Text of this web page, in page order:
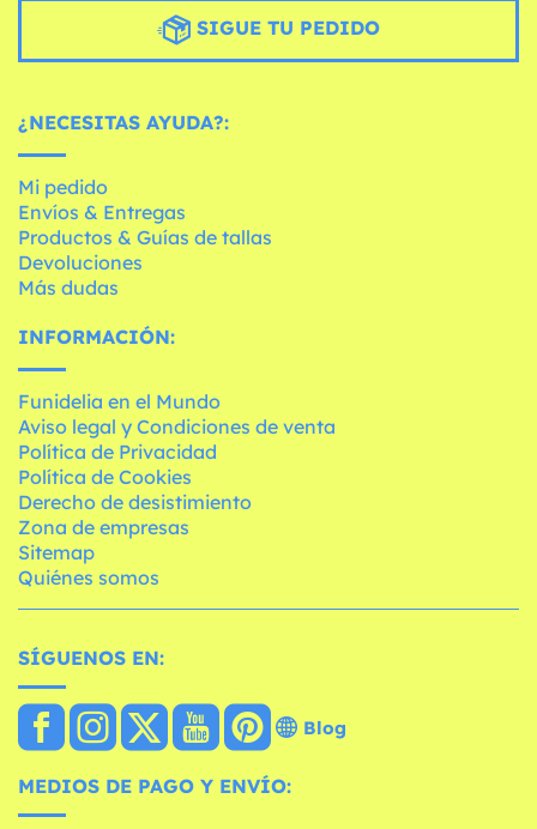
SIGUE TU PEDIDO
¿NECESITAS AYUDA?:
Mi pedido
Envíos & Entregas
Productos & Guías de tallas
Devoluciones
Más dudas
INFORMACIÓN:
Funidelia en el Mundo
Aviso legal y Condiciones de venta
Política de Privacidad
Política de Cookies
Derecho de desistimiento
Zona de empresas
Sitemap
Quiénes somos
SÍGUENOS EN:
Blog
MEDIOS DE PAGO Y ENVÍO: